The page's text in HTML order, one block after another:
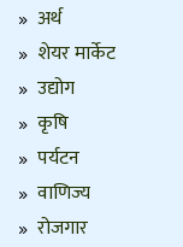
अर्थ
शेयर मार्केट
उद्योग
कृषि
पर्यटन
वाणिज्य
रोजगार